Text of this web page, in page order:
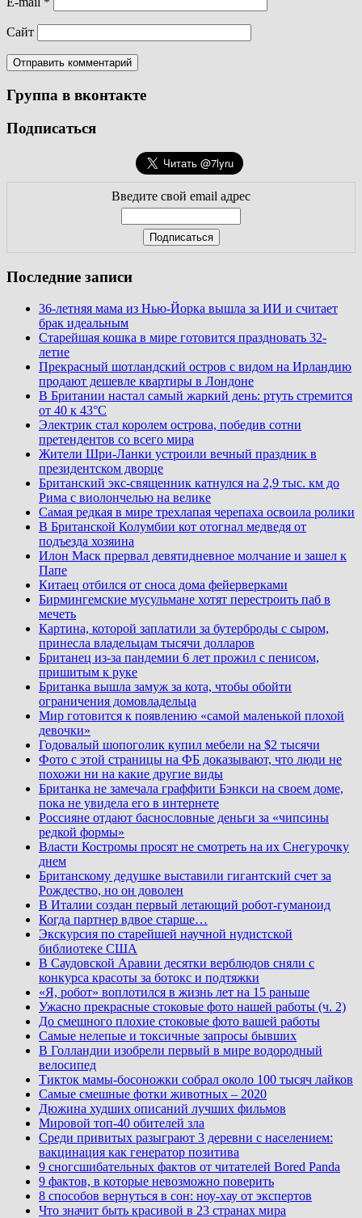
Сайт
Группа в вконтакте
Подписаться
Введите свой email адрес
Последние записи
36-летняя мама из Нью-Йорка вышла за ИИ и считает
брак идеальным
Старейшая кошка в мире готовится праздновать 32-
летие
Прекрасный шотландский остров с видом на Ирландию
продают дешевле квартиры в Лондоне
В Британии настал самый жаркий день: ртуть стремится
от 40 к 43°C
Электрик стал королем острова, победив сотни
претендентов со всего мира
Жители Шри-Ланки устроили вечный праздник в
президентском дворце
Британский экс-священник катнулся на 2,9 тыс. км до
Рима с виолончелью на велике
Самая редкая в мире трехлапая черепаха освоила ролики
В Британской Колумбии кот отогнал медведя от
подъезда хозяина
Илон Маск прервал девятидневное молчание и зашел к
Папе
Китаец отбился от сноса дома фейерверками
Бирмингемские мусульмане хотят перестроить паб в
мечеть
Картина, которой заплатили за бутерброды с сыром,
принесла владельцам тысячи долларов
Британец из-за пандемии 6 лет прожил с пенисом,
пришитым к руке
Британка вышла замуж за кота, чтобы обойти
ограничения домовладельца
Мир готовится к появлению «самой маленькой плохой
девочки»
Годовалый шопоголик купил мебели на $2 тысячи
Фото с этой страницы на ФБ доказывают, что люди не
похожи ни на какие другие виды
Британка не замечала граффити Бэнкси на своем доме,
пока не увидела его в интернете
Россияне отдают баснословные деньги за «чипсины
редкой формы»
Власти Костромы просят не смотреть на их Снегурочку
днем
Британскому дедушке выставили гигантский счет за
Рождество, но он доволен
В Италии создан первый летающий робот-гуманоид
Когда партнер вдвое старше…
Экскурсия по старейшей научной нудистской
библиотеке США
В Саудовской Аравии десятки верблюдов сняли с
конкурса красоты за ботокс и подтяжки
«Я, робот» воплотился в жизнь лет на 15 раньше
Ужасно прекрасные стоковые фото нашей работы (ч. 2)
До смешного плохие стоковые фото вашей работы
Самые нелепые и токсичные запросы бывших
В Голландии изобрели первый в мире водородный
велосипед
Тикток мамы-босоножки собрал около 100 тысяч лайков
Самые смешные фотки животных – 2020
Дюжина худших описаний лучших фильмов
Мировой топ-40 обителей зла
Среди привитых разыграют 3 деревни с населением:
вакцинация как генератор позитива
9 сногсшибательных фактов от читателей Bored Panda
9 фактов, в которые невозможно поверить
8 способов вернуться в сон: ноу-хау от экспертов
Что значит быть красивой в 23 странах мира